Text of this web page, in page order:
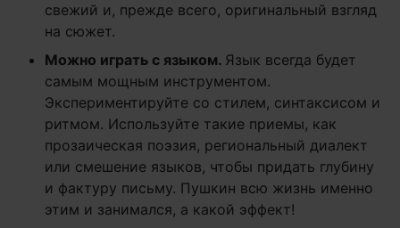
свежий и, прежде всего, оригинальный взгляд
на сюжет.
Можно играть с языком. Язык всегда будет
самым мощным инструментом.
Экспериментируйте со стилем, синтаксисом и
ритмом. Используйте такие приемы, как
прозаическая поэзия, региональный диалект
или смешение языков, чтобы придать глубину
и фактуру письму. Пушкин всю жизнь именно
этим и занимался, а какой эффект!